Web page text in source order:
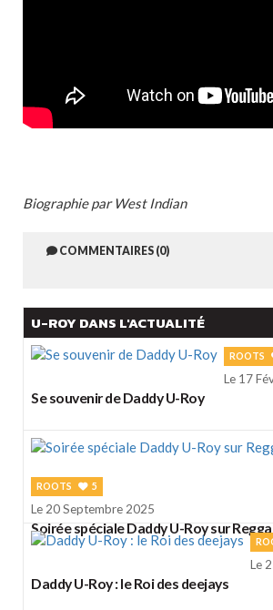
Biographie par West Indian
COMMENTAIRES (0)
U-ROY DANS L'ACTUALITÉ
ROOTS
Le 17
Se souvenir de Daddy U-Roy
ROOTS 5
Le 20 Septembre 2025
Soirée spéciale Daddy U-Roy sur
Le
Daddy U-Roy : le Roi des deejays